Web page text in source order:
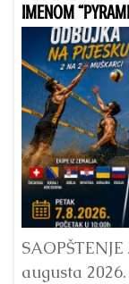
IMENOM
augusta